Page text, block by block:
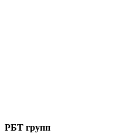
РБТ групп